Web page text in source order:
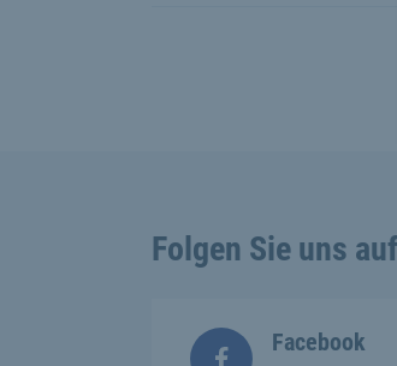
Folgen Sie uns
Facebook